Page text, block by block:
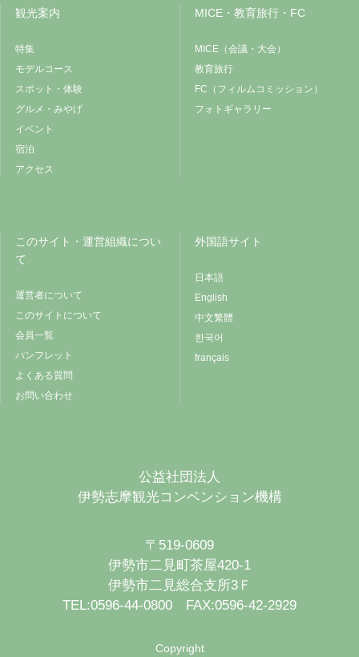
観光案内
特集
モデルコース
スポット・体験
グルメ・みやげ
イベント
宿泊
アクセス
MICE・教育旅行・FC
MICE（会議・大会）
教育旅行
FC（フィルムコミッション）
フォトギャラリー
このサイト・運営組織につい
て
運営者について
このサイトについて
会員一覧
パンフレット
よくある質問
お問い合わせ
外国語サイト
日本語
English
中文繁體
한국어
français
公益社団法人
伊勢志摩観光コンベンション機構
〒519-0609
伊勢市二見町茶屋420-1
伊勢市二見総合支所3Ｆ
TEL:0596-44-0800 FAX:0596-42-2929
Copyright